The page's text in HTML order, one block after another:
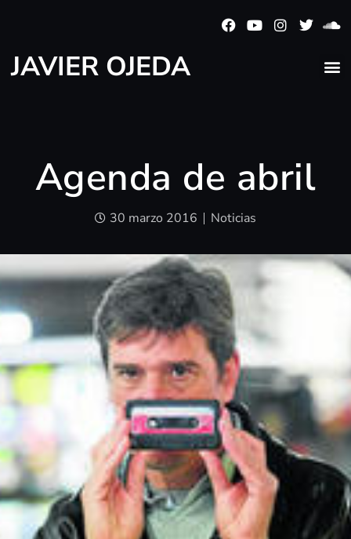
JAVIER OJEDA
Agenda de abril
30 marzo 2016 Noticias